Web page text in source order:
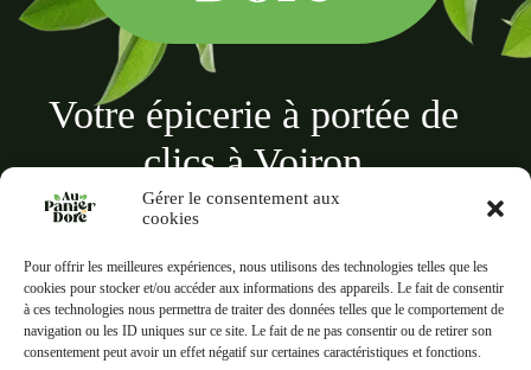
Gérer le consentement aux
cookies
Pour offrir les meilleures expériences, nous utilisons des technologies telles que les
cookies pour stocker et/ou accéder aux informations des appareils. Le fait de consentir
à ces technologies nous permettra de traiter des données telles que le comportement de
navigation ou les ID uniques sur ce site. Le fait de ne pas consentir ou de retirer son
consentement peut avoir un effet négatif sur certaines caractéristiques et fonctions.
Votre épicerie à portée de
clics à Voiron
Au panier doré
18 Rue des Terreaux, 38500 Voiron